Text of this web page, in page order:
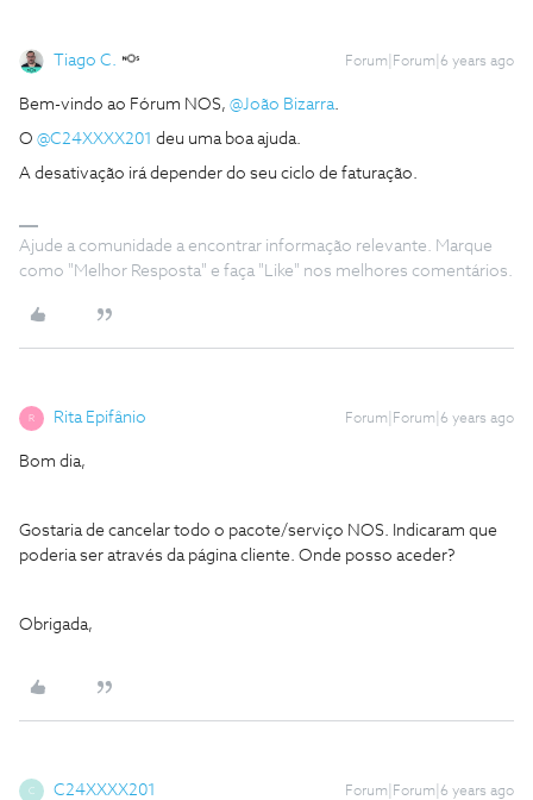
Tiago C. Forum|Forum|6 years ago
Bem-vindo ao Fórum NOS, @João Bizarra.
O @C24XXXX201 deu uma boa ajuda.
A desativação irá depender do seu ciclo de faturação.
Ajude a comunidade a encontrar informação relevante. Marque
como "Melhor Resposta" e faça "Like" nos melhores comentários.
R Rita Epifânio Forum|Forum|6 years ago
Bom dia,
Gostaria de cancelar todo o pacote/serviço NOS. Indicaram que
poderia ser através da página cliente. Onde posso aceder?
Obrigada,
C C24XXXX201 Forum|Forum|6 years ago